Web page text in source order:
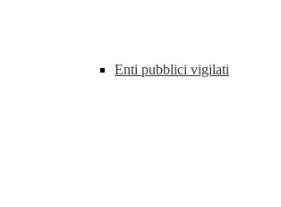
Enti pubblici vigilati